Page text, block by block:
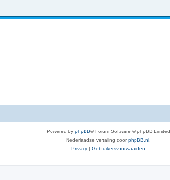
Powered by phpBB® Forum Software © phpBB Limited
Nederlandse vertaling doorphpBB.nl
Privacy | Gebruikersvoorwaarden